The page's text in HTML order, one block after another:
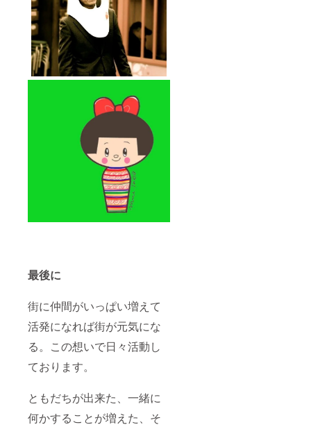
最後に
街に仲間がいっぱい増えて
活発になれば街が元気にな
る。この想いで日々活動し
ております。
ともだちが出来た、一緒に
何かすることが増えた、そ